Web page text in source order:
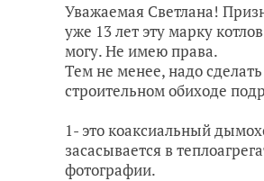
Уважаемая Светлана!
уже 13 лет эту марку
могу. Не имею права.
Тем не менее, надо
строительном обиходе
1- это коаксиальный
засасывается в
фотографии.